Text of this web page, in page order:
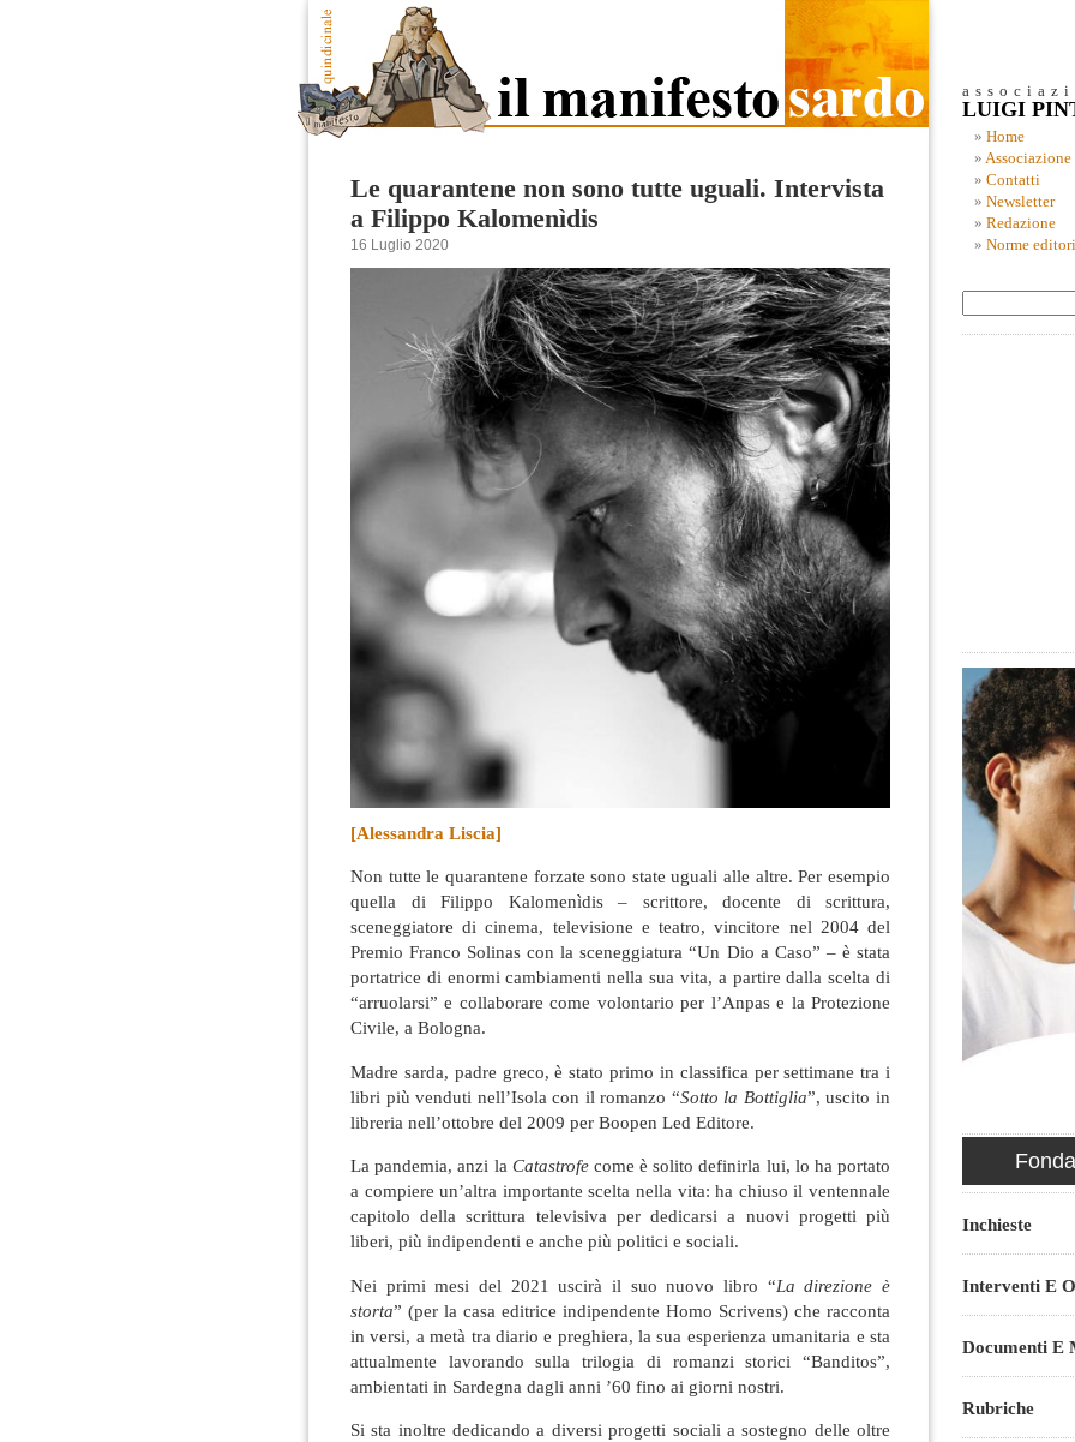
Le quarantene non sono tutte uguali. Intervista
a Filippo Kalomenìdis
16 Luglio 2020
[Alessandra Liscia]
Non tutte le quarantene forzate sono state uguali alle altre. Per esempio
quella di Filippo Kalomenìdis – scrittore, docente di scrittura,
sceneggiatore di cinema, televisione e teatro, vincitore nel 2004 del
Premio Franco Solinas con la sceneggiatura “Un Dio a Caso” – è stata
portatrice di enormi cambiamenti nella sua vita, a partire dalla scelta di
“arruolarsi” e collaborare come volontario per l’Anpas e la Protezione
Civile, a Bologna.
Madre sarda, padre greco, è stato primo in classifica per settimane tra i
libri più venduti nell’Isola con il romanzo “Sotto la Bottiglia”, uscito in
libreria nell’ottobre del 2009 per Boopen Led Editore.
La pandemia, anzi la Catastrofecome è solito definirla lui, lo ha portato
a compiere un’altra importante scelta nella vita: ha chiuso il ventennale
capitolo della scrittura televisiva per dedicarsi a nuovi progetti più
liberi, più indipendenti e anche più politici e sociali.
Nei primi mesi del 2021 uscirà il suo nuovo libro “La direzione è
storta” (per la casa editrice indipendente Homo Scrivens) che racconta
in versi, a metà tra diario e preghiera, la sua esperienza umanitaria e sta
attualmente lavorando sulla trilogia di romanzi storici “Banditos”,
ambientati in Sardegna dagli anni ’60 fino ai giorni nostri.
Si sta inoltre dedicando a diversi progetti sociali a sostegno delle oltre
LUIGI
Home
Associazione
Contatti
Newsletter
Redazione
Norme
Inchieste
Interventi E
Documenti E
Rubriche